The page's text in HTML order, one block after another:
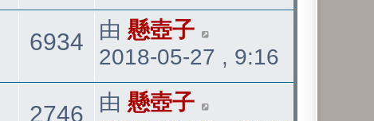
看
發
表
6934 觀
看
最
後
發
表
由 懸壺子
2018-05-27 , 9:16
2746 觀最
由 懸壺子